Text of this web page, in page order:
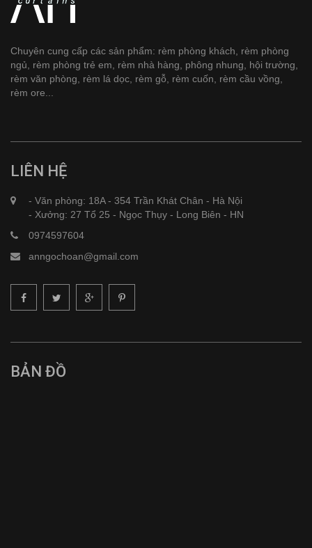
Chuyên cung cấp các sản phẩm: rèm phòng khách, rèm phòng
ngủ, rèm phòng trẻ em, rèm nhà hàng, phông nhung, hội trường,
rèm văn phòng, rèm lá dọc, rèm gỗ, rèm cuốn, rèm cầu vồng,
rèm ore...
LIÊN HỆ
- Văn phòng: 18A - 354 Trần Khát Chân - Hà Nội
- Xưởng: 27 Tổ 25 - Ngọc Thụy - Long Biên - HN
0974597604
anngochoan@gmail.com
BẢN ĐỒ